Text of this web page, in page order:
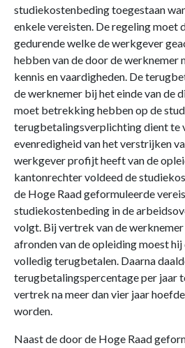
studiekostenbeding toegestaan
enkele vereisten. De regeling moet
gedurende welke de werkgever
hebben van de door de werknemer
kennis en vaardigheden. De
de werknemer bij het einde van de
moet betrekking hebben op de
terugbetalingsverplichting dient te
evenredigheid van het verstrijken
werkgever profijt heeft van de
kantonrechter voldeed de
de Hoge Raad geformuleerde
studiekostenbeding in de
volgt. Bij vertrek van de werknemer
afronden van de opleiding moest
volledig terugbetalen. Daarna
terugbetalingspercentage per jaar
vertrek na meer dan vier jaar
worden.
Naast de door de Hoge Raad